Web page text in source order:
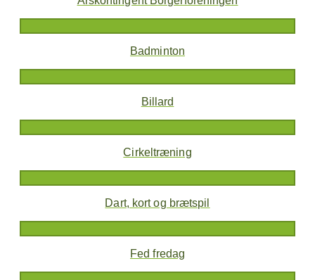
Badminton
Billard
Cirkeltræning
Dart, kort og brætspil
Fed fredag